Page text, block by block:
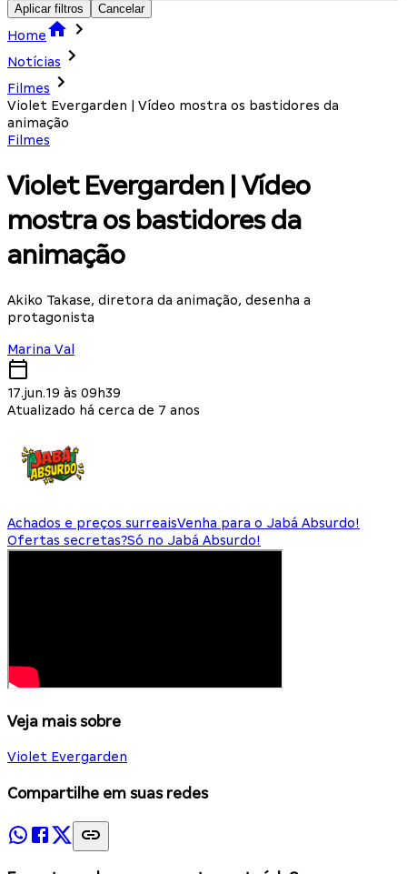
Aplicar filtros Cancelar
Home
Notícias
Filmes
Violet Evergarden | Vídeo mostra os bastidores da
animação
Filmes
Violet Evergarden | Vídeo
mostra os bastidores da
animação
Akiko Takase, diretora da animação, desenha a
protagonista
Marina Val
17.jun.19 às 09h39
Atualizado há cerca de 7 anos
Achados e preços surreaisVenha para o Jabá Absurdo!
Ofertas secretas?Só no Jabá Absurdo!
Veja mais sobre
Violet Evergarden
Compartilhe em suas redes